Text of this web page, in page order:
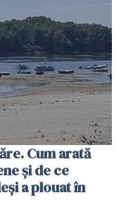
Cum arată
și de ce
a plouat în